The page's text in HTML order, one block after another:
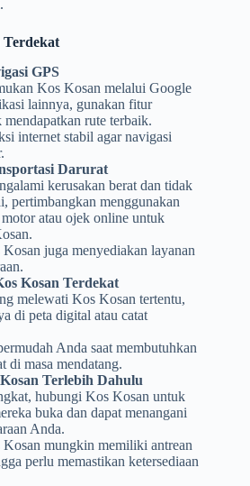
Terdekat
GPS
Kos Kosan melalui Google
lainnya, gunakan fitur
rute terbaik.
internet stabil agar navigasi
Darurat
kerusakan berat dan tidak
pertimbangkan menggunakan
atau ojek online untuk
juga menyediakan layanan
Kosan Terdekat
melewati Kos Kosan tertentu,
di peta digital atau catat
Anda saat membutuhkan
di masa mendatang.
Terlebih Dahulu
hubungi Kos Kosan untuk
buka dan dapat menangani
Anda.
Kosan mungkin memiliki antrean
perlu memastikan ketersediaan